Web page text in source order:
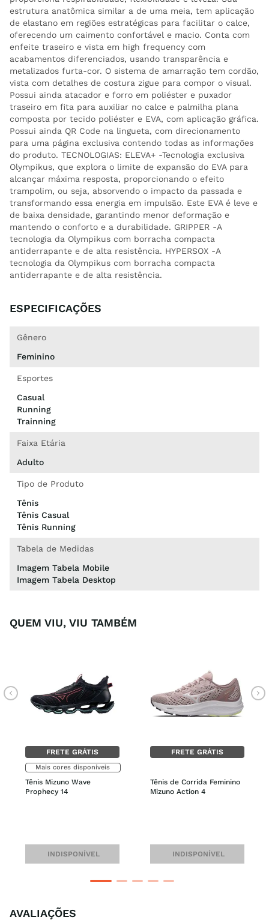
estrutura anatômica similar a de uma meia, tem aplicação
de elastano em regiões estratégicas para facilitar o calce,
oferecendo um caimento confortável e macio. Conta com
enfeite traseiro e vista em high frequency com
acabamentos diferenciados, usando transparência e
metalizados furta-cor. O sistema de amarração tem cordão,
vista com detalhes de costura zigue para compor o visual.
Possui ainda atacador e forro em poliéster e puxador
traseiro em fita para auxiliar no calce e palmilha plana
composta por tecido poliéster e EVA, com aplicação gráfica.
Possui ainda QR Code na lingueta, com direcionamento
para uma página exclusiva contendo todas as informações
do produto. TECNOLOGIAS: ELEVA+ -Tecnologia exclusiva
Olympikus, que explora o limite de expansão do EVA para
alcançar máxima resposta, proporcionando o efeito
trampolim, ou seja, absorvendo o impacto da passada e
transformando essa energia em impulsão. Este EVA é leve e
de baixa densidade, garantindo menor deformação e
mantendo o conforto e a durabilidade. GRIPPER -A
tecnologia da Olympikus com borracha compacta
antiderrapante e de alta resistência. HYPERSOX -A
tecnologia da Olympikus com borracha compacta
antiderrapante e de alta resistência.
ESPECIFICAÇÕES
Gênero
Feminino
Esportes
Casual
Running
Trainning
Faixa Etária
Adulto
Tipo de Produto
Tênis
Tênis Casual
Tênis Running
Tabela de Medidas
Imagem Tabela Mobile
Imagem Tabela Desktop
QUEM VIU, VIU TAMBÉM
FRETE GRÁTIS
Mais cores disponíveis
Tênis Mizuno Wave
Prophecy 14
INDISPONÍVEL
FRETE GRÁTIS
Tênis de Corrida Feminino
Mizuno Action 4
INDISPONÍVEL
AVALIAÇÕES